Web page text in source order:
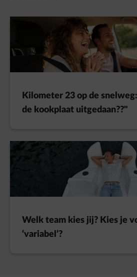
Kilometer 23 op de
de kookplaat uitgedaan??"
Welk team kies jij? Kies je
‘variabel’?